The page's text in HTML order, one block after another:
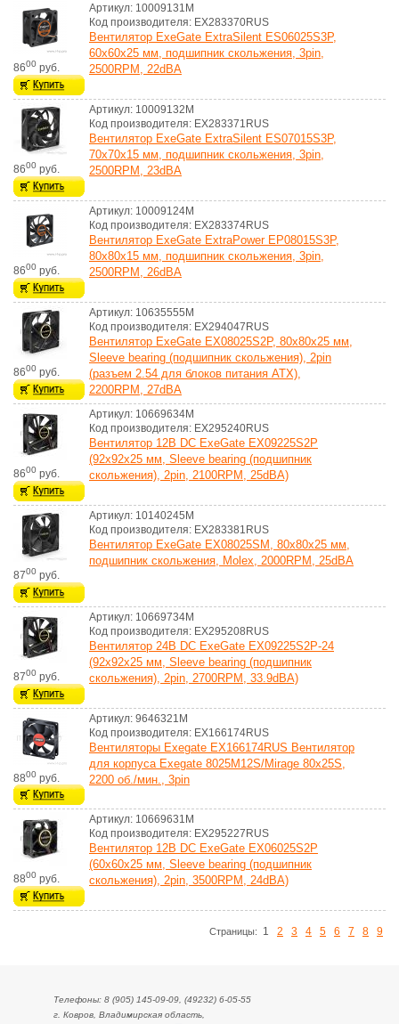
8600 руб.
Артикул: 10009131M
Код производителя: EX283370RUS
Вентилятор ExeGate ExtraSilent ES06025S3P,
60x60x25 мм, подшипник скольжения, 3pin,
2500RPM, 22dBA
8600 руб.
Артикул: 10009132M
Код производителя: EX283371RUS
Вентилятор ExeGate ExtraSilent ES07015S3P,
70x70x15 мм, подшипник скольжения, 3pin,
2500RPM, 23dBA
8600 руб.
Артикул: 10009124M
Код производителя: EX283374RUS
Вентилятор ExeGate ExtraPower EP08015S3P,
80x80x15 мм, подшипник скольжения, 3pin,
2500RPM, 26dBA
8600 руб.
Артикул: 10635555M
Код производителя: EX294047RUS
Вентилятор ExeGate EX08025S2P, 80x80x25 мм,
Sleeve bearing (подшипник скольжения), 2pin
(разъем 2.54 для блоков питания ATX),
2200RPM, 27dBA
8600 руб.
Артикул: 10669634M
Код производителя: EX295240RUS
Вентилятор 12В DC ExeGate EX09225S2P
(92x92x25 мм, Sleeve bearing (подшипник
скольжения), 2pin, 2100RPM, 25dBA)
8700 руб.
Артикул: 10140245M
Код производителя: EX283381RUS
Вентилятор ExeGate EX08025SM, 80x80x25 мм,
подшипник скольжения, Molex, 2000RPM, 25dBA
8700 руб.
Артикул: 10669734M
Код производителя: EX295208RUS
Вентилятор 24В DC ExeGate EX09225S2P-24
(92x92x25 мм, Sleeve bearing (подшипник
скольжения), 2pin, 2700RPM, 33.9dBA)
8800 руб.
Артикул: 9646321M
Код производителя: EX166174RUS
Вентиляторы Exegate EX166174RUS Вентилятор
для корпуса Exegate 8025M12S/Mirage 80x25S,
2200 об./мин., 3pin
8800 руб.
Артикул: 10669631M
Код производителя: EX295227RUS
Вентилятор 12В DC ExeGate EX06025S2P
(60x60x25 мм, Sleeve bearing (подшипник
скольжения), 2pin, 3500RPM, 24dBA)
Cтраницы: 1 2 3 4 5 6 7 8 9
Телефоны: 8 (905) 145-09-09, (49232) 6-05-55
г. Ковров, Владимирская область,